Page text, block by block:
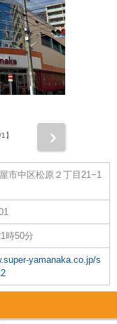
/1】
市中区松原２丁目21−1
時50分
yamanaka.co.jp/s